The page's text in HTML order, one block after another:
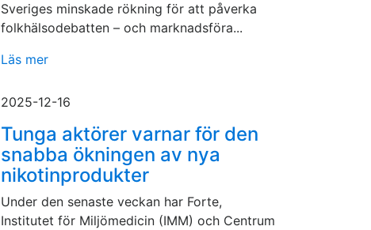
Sveriges minskade rökning för att påverka
folkhälsodebatten – och marknadsföra...
Läs mer
2025-12-16
Tunga aktörer varnar för den
snabba ökningen av nya
nikotinprodukter
Under den senaste veckan har Forte,
Institutet för Miljömedicin (IMM) och Centrum